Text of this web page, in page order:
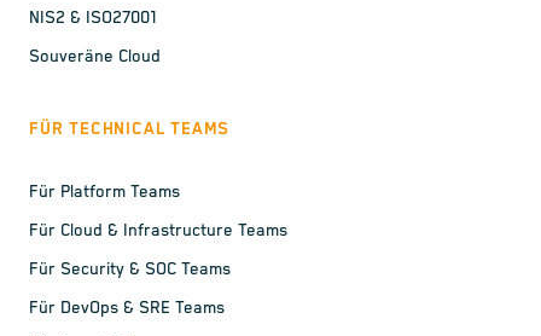
NIS2 & ISO27001
Souveräne Cloud
FÜR TECHNICAL TEAMS
Für Platform Teams
Für Cloud & Infrastructure Teams
Für Security & SOC Teams
Für DevOps & SRE Teams